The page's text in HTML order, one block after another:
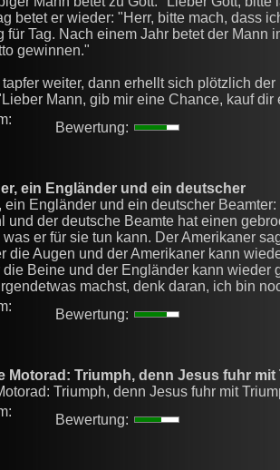
betet er wieder: "Herr, bitte mach, dass
für Tag. Nach einem Jahr betet der Mann
gewinnen."
tapfer weiter, dann erhellt sich plötzlich
Mann, gib mir eine Chance, kauf
Bewertung:
ein Engländer und ein deutscher
ein Engländer und ein deutscher
und der deutsche Beamte hat einen
er für sie tun kann. Der Amerikaner
die Augen und der Amerikaner kann
die Beine und der Engländer kann wieder
machst, denk daran, ich bin
Bewertung:
Motorad: Triumph, denn Jesus fuhr mit
Triumph, denn Jesus fuhr mit
Bewertung: